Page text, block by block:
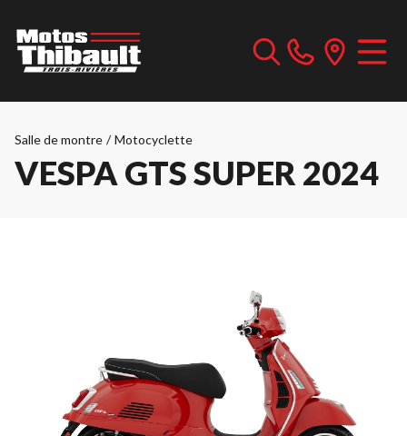
Salle de montre / Motocyclette
VESPA GTS SUPER 2024